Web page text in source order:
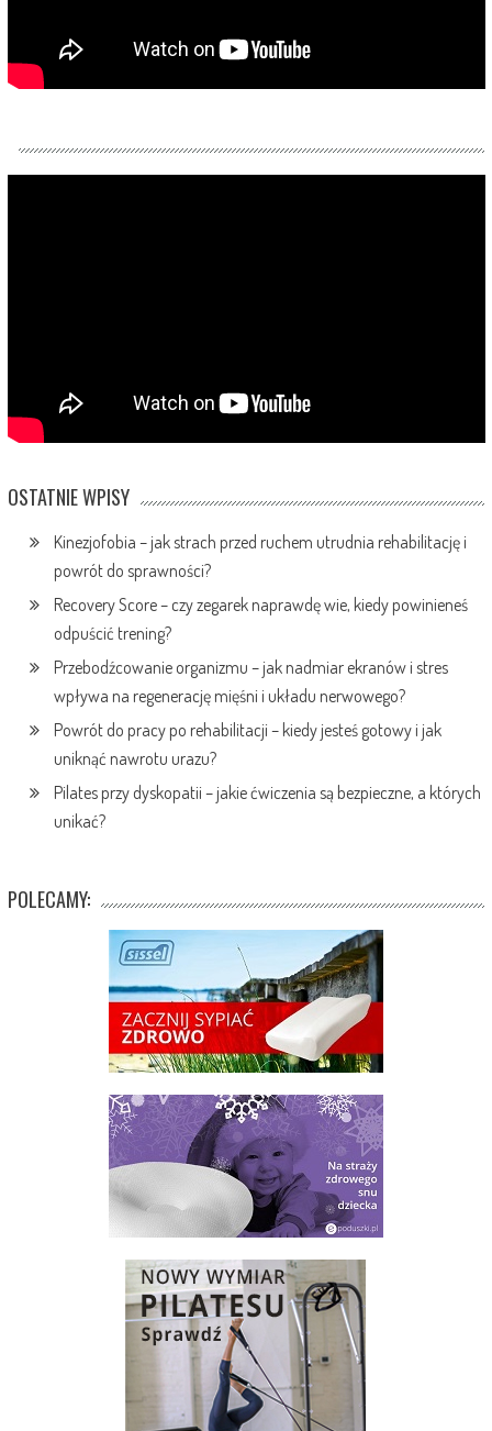
OSTATNIE WPISY
Kinezjofobia – jak strach przed ruchem utrudnia rehabilitację i
powrót do sprawności?
Recovery Score – czy zegarek naprawdę wie, kiedy powinieneś
odpuścić trening?
Przebodźcowanie organizmu – jak nadmiar ekranów i stres
wpływa na regenerację mięśni i układu nerwowego?
Powrót do pracy po rehabilitacji – kiedy jesteś gotowy i jak
uniknąć nawrotu urazu?
Pilates przy dyskopatii – jakie ćwiczenia są bezpieczne, a których
unikać?
POLECAMY: